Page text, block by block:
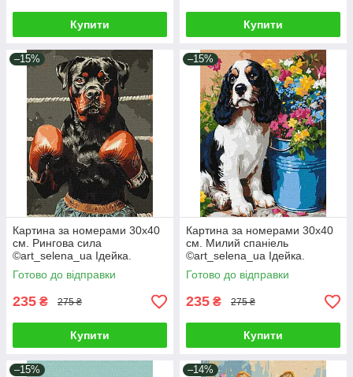
Купити Купити
–15%
Картина за номерами 30х40
см. Рингова сила
©art_selena_ua Ідейка.
KHO6647
Готово до відправки
235 ₴ 275 ₴
Купити
–15%
Картина за номерами 30х40
см. Милий спаніель
©art_selena_ua Ідейка.
KHO6672
Готово до відправки
235 ₴ 275 ₴
Купити
–15% –14%